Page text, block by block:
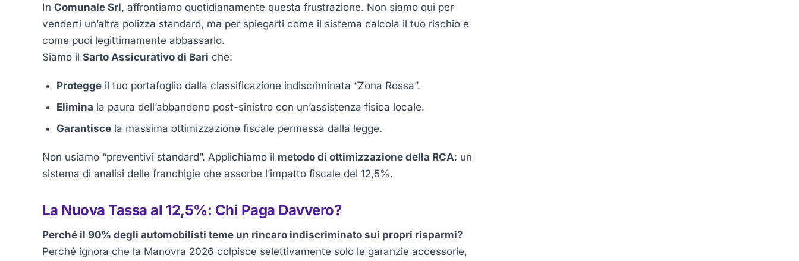
In Comunale Srl, affrontiamo quotidianamente questa frustrazione. Non siamo qui per
venderti un’altra polizza standard, ma per spiegarti come il sistema calcola il tuo rischio e
come puoi legittimamente abbassarlo.
Siamo il Sarto Assicurativo di Bari che:
Proteggeil tuo portafoglio dalla classificazione indiscriminata “Zona Rossa”.
Elimina la paura dell’abbandono post-sinistro con un’assistenza fisica locale.
Garantiscela massima ottimizzazione fiscale permessa dalla legge.
Non usiamo “preventivi standard”. Applichiamo il metodo di ottimizzazione della RCA: un
sistema di analisi delle franchigie che assorbe l’impatto fiscale del 12,5%.
La Nuova Tassa al 12,5%: Chi Paga Davvero?
Perché il 90% degli automobilisti teme un rincaro indiscriminato sui propri risparmi?
Perché ignora che la Manovra 2026 colpisce selettivamente solo le garanzie accessorie,